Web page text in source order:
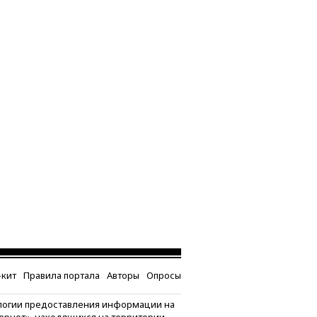
Правила портала Авторы Опросы
предоставления информации на